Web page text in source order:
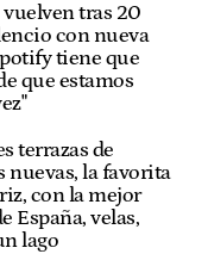
vuelven tras 20
con nueva
tiene que
que estamos
terrazas de
nuevas, la favorita
con la mejor
España, velas,
lago